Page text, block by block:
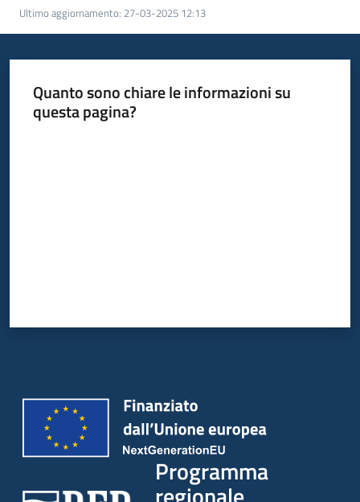
Ultimo aggiornamento: 27-03-2025 12:13
Quanto sono chiare le informazioni su
questa pagina?
Programma